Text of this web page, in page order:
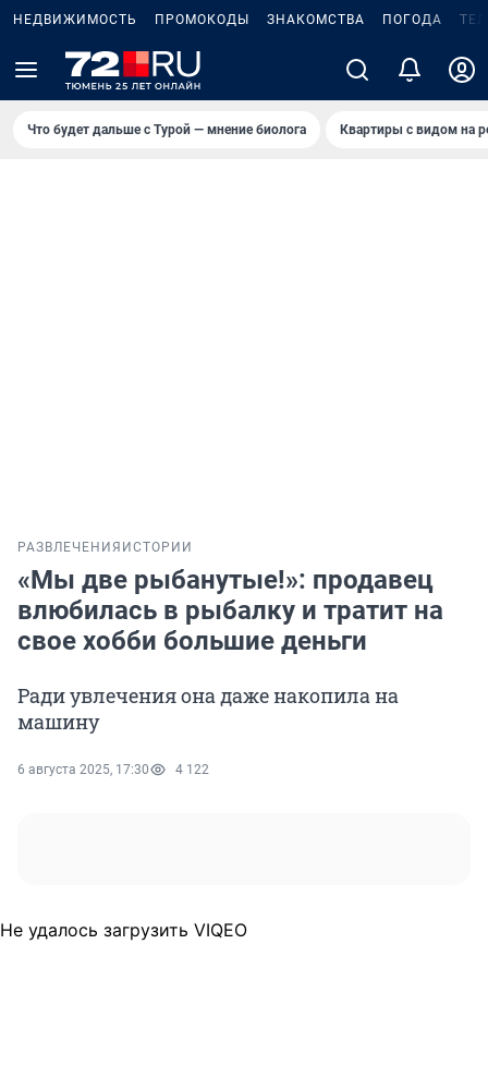
НЕДВИЖИМОСТЬ ПРОМОКОДЫ ЗНАКОМСТВА ПОГОДА
Что будет дальше с Турой — мнение биолога Квартиры с видом на
РАЗВЛЕЧЕНИЯ ИСТОРИИ
«Мы две рыбанутые!»: продавец
влюбилась в рыбалку и тратит на
свое хобби большие деньги
Ради увлечения она даже накопила на
машину
6 августа 2025, 17:30 4 122
Не удалось загрузить VIQEO